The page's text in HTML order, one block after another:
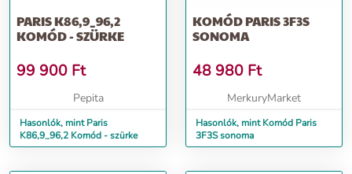
PARIS K86,9_96,2
KOMÓD - SZÜRKE
99 900 Ft
Pepita
Hasonlók, mint Paris
K86,9_96,2 Komód - szürke
KOMÓD PARIS 3F3S
SONOMA
48 980 Ft
MerkuryMarket
Hasonlók, mint Komód Paris
3F3S sonoma